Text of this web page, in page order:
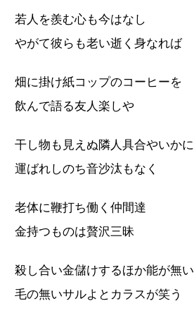
若人を羨む心も今はなし
やがて彼らも老い逝く身なれば
畑に掛け紙コップのコーヒーを
飲んで語る友人楽しや
干し物も見えぬ隣人具合やいかに
運ばれしのち音沙汰もなく
老体に鞭打ち働く仲間達
金持つものは贅沢三昧
殺し合い金儲けするほか能が無い
毛の無いサルよとカラスが笑う